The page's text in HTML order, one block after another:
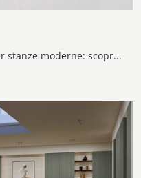
Librerie a muro iper pratiche per stanze moderne: scopri di più sul modello Pari & Dispari A della marca Presotto!